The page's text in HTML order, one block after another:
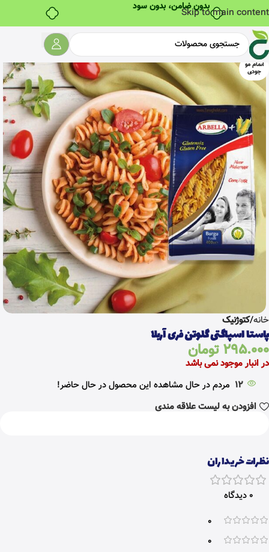
بدون ضامن، بدون سودSkip to main content
اتمام مو
جودی
خانه کتوژنیک
پاستا اسپاگتی گلوتن فری آربلا
295.000تومان
در انبار موجود نمی باشد
12 مردم در حال مشاهده این محصول در حال حاضر!
افزودن به لیست علاقه مندی
نظرات خریداران
0 دیدگاه
0
0